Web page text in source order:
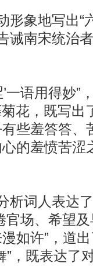
象地写出“
诫南宋统治
’一语用得妙
花，既写
些羞答答、
的羞愤苦涩
析词人表达
场、希望
如许”，道
”，既表达了